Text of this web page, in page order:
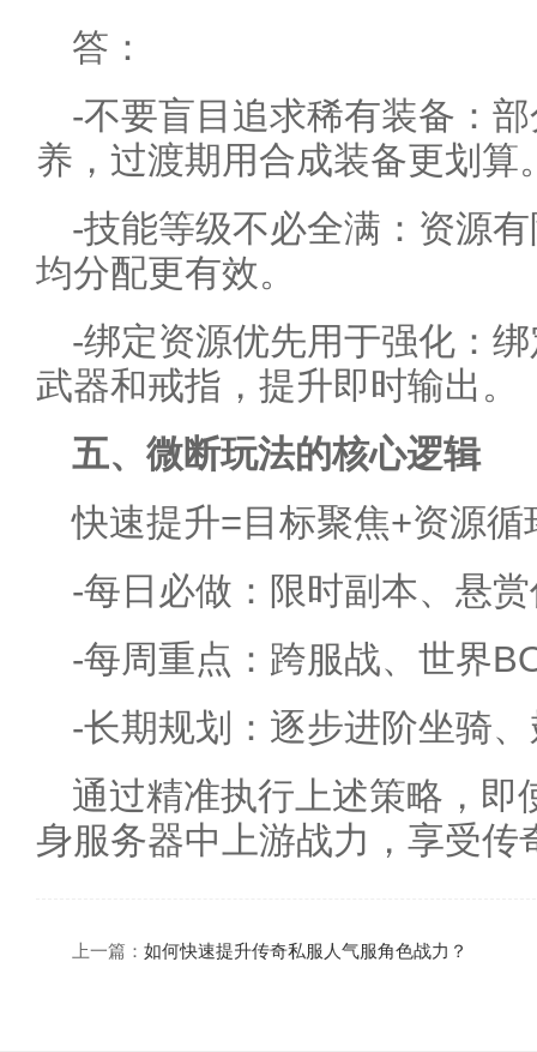
答：
-不要盲目追求稀有装备：
养，过渡期用合成装备更划算
-技能等级不必全满：资源
均分配更有效。
-绑定资源优先用于强化：
武器和戒指，提升即时输出。
五、微断玩法的核心逻辑
快速提升=目标聚焦+资源循
-每日必做：限时副本、悬
-每周重点：跨服战、世界
-长期规划：逐步进阶坐骑
通过精准执行上述策略，即
身服务器中上游战力，享受传
上一篇： 如何快速提升传奇私服人气服角色战力？